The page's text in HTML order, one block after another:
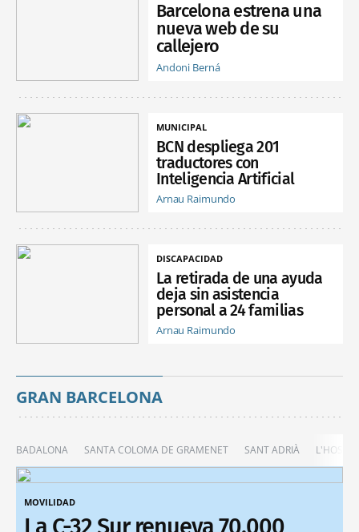
Barcelona estrena una
nueva web de su
callejero
Andoni Berná
MUNICIPAL
BCN despliega 201
traductores con
Inteligencia Artificial
Arnau Raimundo
DISCAPACIDAD
La retirada de una ayuda
deja sin asistencia
personal a 24 familias
Arnau Raimundo
GRAN BARCELONA
BADALONA SANTA COLOMA DE GRAMENET SANT ADRIÀ
MOVILIDAD